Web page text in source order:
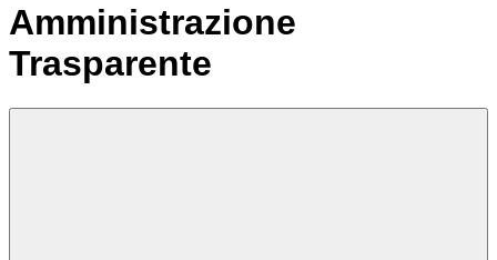
Amministrazione
Trasparente